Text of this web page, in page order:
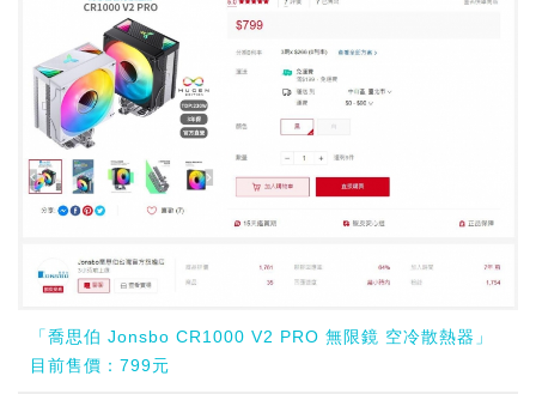
「喬思伯 Jonsbo CR1000 V2 PRO 無限鏡 空冷散熱器」
目前售價：799元